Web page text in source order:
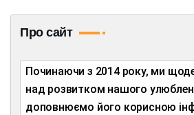
Про сайт
Починаючи з 2014 року, ми щоденно працюємо
над розвитком нашого
доповнюємо його корисною